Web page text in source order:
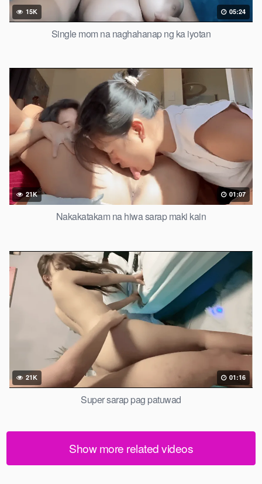
15K 05:24
Single mom na naghahanap ng ka iyotan
21K 01:07
Nakakatakam na hiwa sarap maki kain
21K 01:16
Super sarap pag patuwad
Show more related videos